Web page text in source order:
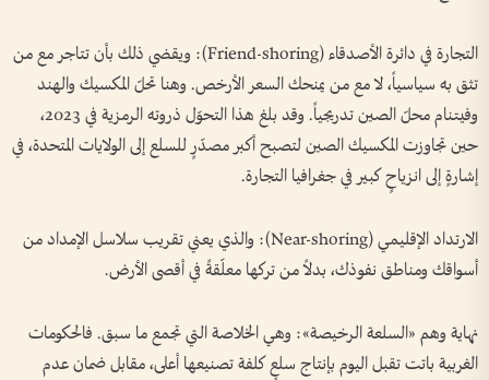
التجارة في دائرة الأصدقاء (Friend-shoring): ويقضي ذلك بأن تتاجر مع من
تثق به سياسياً، لا مع من يمنحك السعر الأرخص. وهنا تحلّ المكسيك والهند
وفيتنام محلّ الصين تدريجياً. وقد بلغ هذا التحوّل ذروته الرمزية في 2023،
حين تجاوزت المكسيك الصين لتصبح أكبر مصدّرٍ للسلع إلى الولايات المتحدة، في
إشارةٍ إلى انزياحٍ كبير في جغرافيا التجارة.
الارتداد الإقليمي (Near-shoring): والذي يعني تقريب سلاسل الإمداد من
أسواقك ومناطق نفوذك، بدلاً من تركها معلّقةً في أقصى الأرض.
نهاية وهم «السلعة الرخيصة»: وهي الخلاصة التي تجمع ما سبق. فالحكومات
الغربية باتت تقبل اليوم بإنتاج سلعٍ كلفة تصنيعها أعلى، مقابل ضمان عدم